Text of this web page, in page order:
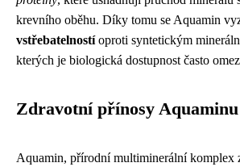
krevního oběhu. Díky tomu se Aquamin
vstřebatelnostíoproti syntetickým
kterých je biologická dostupnost často
Zdravotní přínosy Aquaminu
Aquamin, přírodní multiminerální komplex